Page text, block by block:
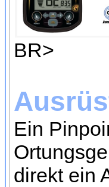
BR>
Ein
direkt ein